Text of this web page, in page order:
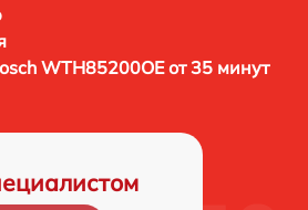
WTH85200OE от 35 минут